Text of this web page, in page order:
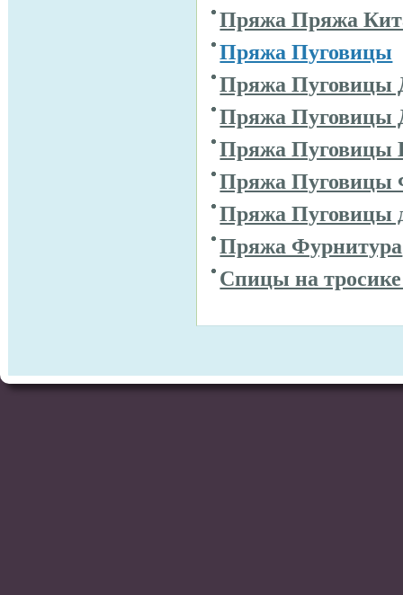
Пряжа Пряжа
Пряжа Пуговицы
Пряжа Пуговицы
Пряжа Пуговицы
Пряжа Пуговицы
Пряжа Пуговицы
Пряжа Пуговицы
Пряжа Фурнитура
Спицы на